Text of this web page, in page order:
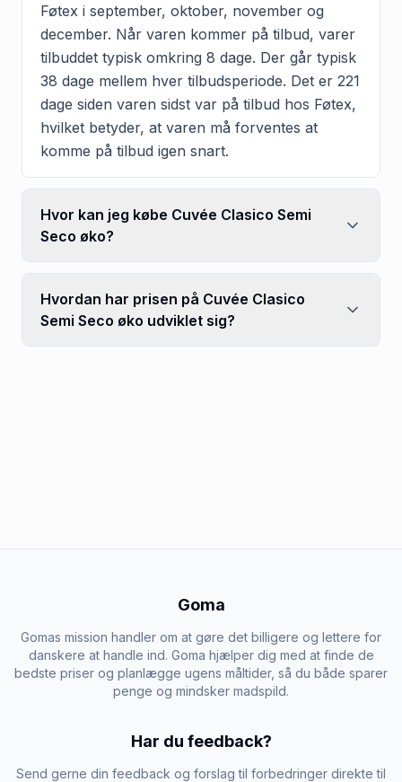
Føtex i september, oktober, november og
december. Når varen kommer på tilbud, varer
tilbuddet typisk omkring 8 dage. Der går typisk
38 dage mellem hver tilbudsperiode. Det er 221
dage siden varen sidst var på tilbud hos Føtex,
hvilket betyder, at varen må forventes at
komme på tilbud igen snart.
Hvor kan jeg købe Cuvée Clasico Semi
Seco øko?
Hvordan har prisen på Cuvée Clasico
Semi Seco øko udviklet sig?
Goma
Gomas mission handler om at gøre det billigere og lettere for
danskere at handle ind. Goma hjælper dig med at finde de
bedste priser og planlægge ugens måltider, så du både sparer
penge og mindsker madspild.
Har du feedback?
Send gerne din feedback og forslag til forbedringer direkte til